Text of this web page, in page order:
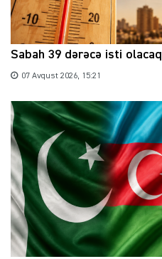
Sabah 39 dərəcə isti olacaq
07 Avqust 2026, 15:21